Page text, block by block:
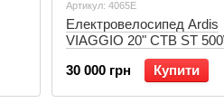
Артикул: 4065Е
Електровелосипед Ardis
VIAGGIO 20" CTB ST
сидіння складається)
30 000 грн
Купити